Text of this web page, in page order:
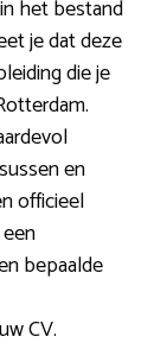
het bestand
je dat deze
die je
en
officieel
bepaalde
CV.